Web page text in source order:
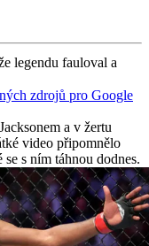
legendu fauloval a
zdrojů pro Google
a v žertu
video připomnělo
s ním táhnou dodnes.